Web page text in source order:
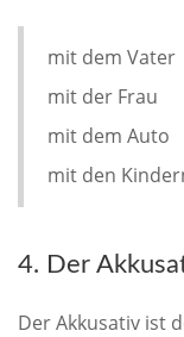
mit dem Vater
mit der Frau
mit dem Auto
mit den
4. Der
Der Akkusativ ist